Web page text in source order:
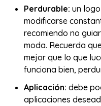
Perdurable: un
modificarse
recomiendo no
moda. Recuerda
mejor que lo que
funciona bien,
Aplicación:debe
aplicaciones